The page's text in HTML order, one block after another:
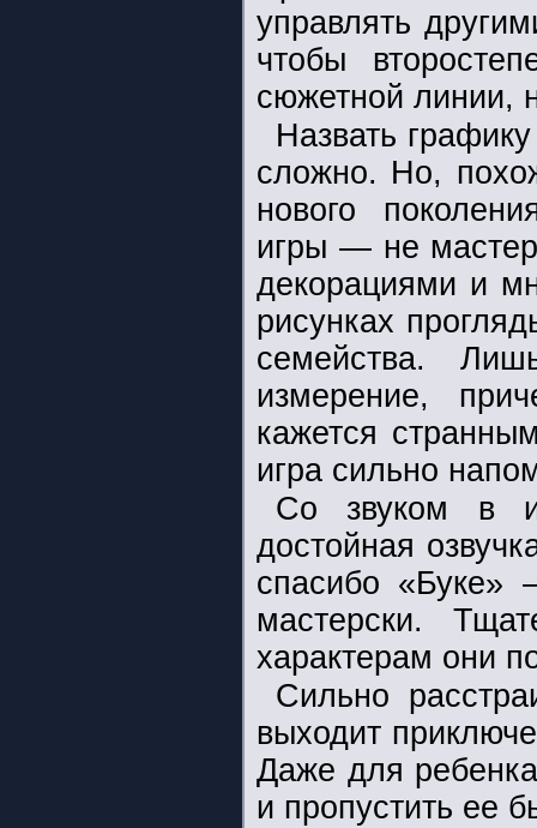
управлять
чтобы
сюжетной линии,
Назвать
сложно. Но,
нового
игры — не
декорациями и
рисунках
семейства.
измерение,
кажется
игра сильно
Со звуком в
достойная
спасибо «Буке»
мастерски.
характерам они
Сильно
выходит
Даже для
и пропустить ее